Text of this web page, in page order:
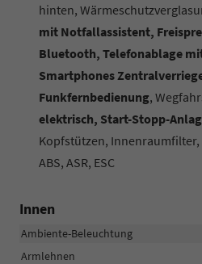
hinten,
mit Notfallassistent,
Bluetooth, Telefonablage
Smartphones
Funkfernbedienung,
elektrisch, Start-Stopp-
Kopfstützen,
ABS, ASR, ESC
Innen
Ambiente-Beleuchtung
Armlehnen